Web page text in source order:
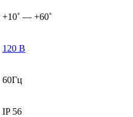
+10˚ — +60˚
120 В
60Гц
IP 56